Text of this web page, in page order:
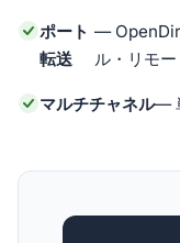
ポート
転送
—
ル・リモ
マルチチャネル—